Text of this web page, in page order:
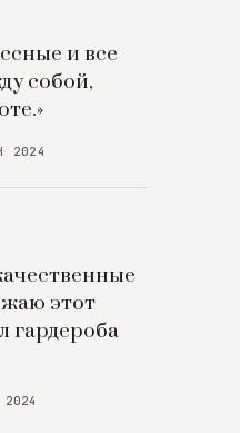
и все
собой,
2024
этот
гардероба